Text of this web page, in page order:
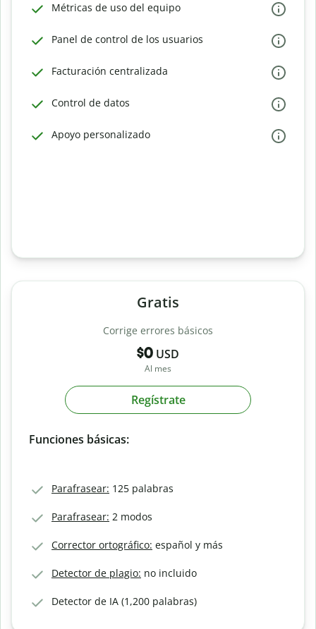
Métricas de uso del equipo
Panel de control de los usuarios
Facturación centralizada
Control de datos
Apoyo personalizado
Gratis
Corrige errores básicos
$0 USD
Al mes
Regístrate
Funciones básicas:
Parafrasear: 125 palabras
Parafrasear: 2 modos
Corrector ortográfico: español y más
Detector de plagio: no incluido
Detector de IA (1,200 palabras)